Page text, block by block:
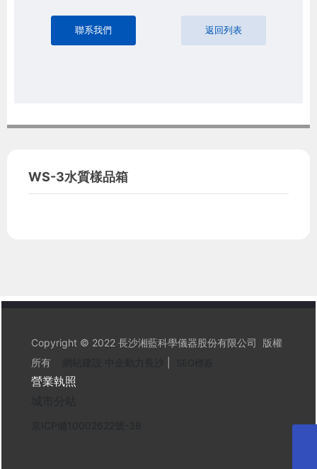
聯系我們 返回列表
WS-3水質樣品箱
Copyright © 2022 長沙湘藍科學儀器股份有限公司 版權
所有
營業執照